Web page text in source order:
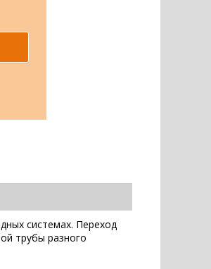
системах. Переход
трубы разного